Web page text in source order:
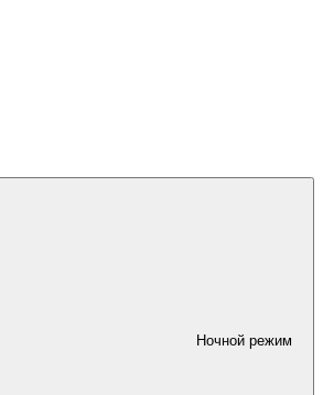
Ночной режим